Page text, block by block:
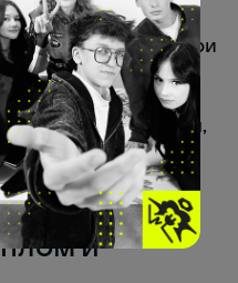
сам,
Первые три
чтобы выбрать
учёбы есть
фитнес-зал,
дипломы и
права.
и